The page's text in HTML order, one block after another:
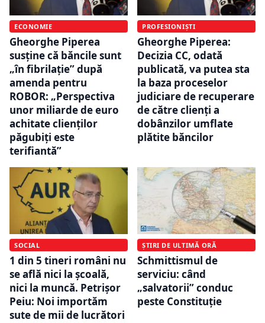
ECONOMIE
Gheorghe Piperea
susține că băncile sunt
„în fibrilație” după
amenda pentru
ROBOR: „Perspectiva
unor miliarde de euro
achitate clienților
păgubiți este
terifiantă”
PROFESIONIȘTI
Gheorghe Piperea:
Decizia CC, odată
publicată, va putea sta
la baza proceselor
judiciare de recuperare
de către clienți a
dobânzilor umflate
plătite băncilor
SOCIAL
1 din 5 tineri români nu
se află nici la şcoală,
nici la muncă. Petrișor
Peiu: Noi importăm
sute de mii de lucrători
ȘTIRI DE ULTIMĂ ORĂ
Schmittismul de
serviciu: când
„salvatorii” conduc
peste Constituție